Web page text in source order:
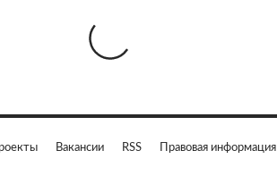
Вакансии RSS Правовая информация